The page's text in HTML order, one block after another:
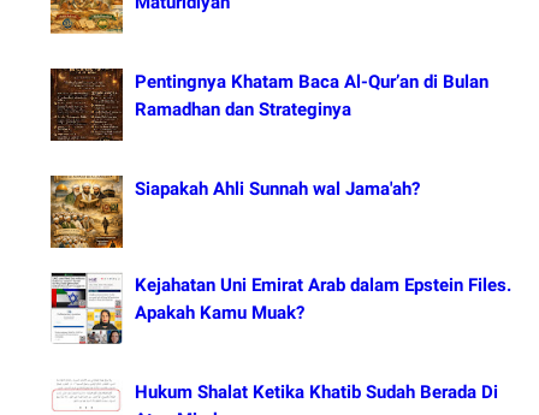
Pentingnya Khatam Baca Al-Qur’an di Bulan
Ramadhan dan Strateginya
Siapakah Ahli Sunnah wal Jama'ah?
Kejahatan Uni Emirat Arab dalam Epstein Files.
Apakah Kamu Muak?
Hukum Shalat Ketika Khatib Sudah Berada Di